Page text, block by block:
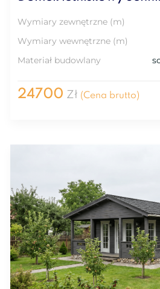
Wymiary zewnętrzne (m)
Wymiary wewnętrzne (m)
Materiał budowlany
24700 Zł (Cena brutto)